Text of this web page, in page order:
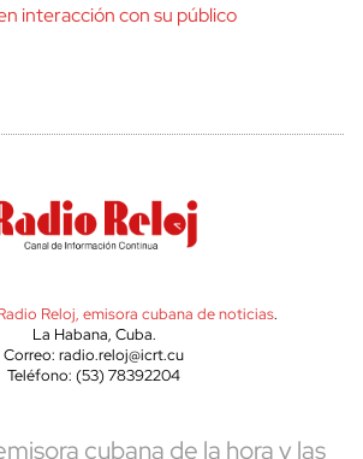
interacción con su público
Reloj, emisora cubana de noticias.
La Habana, Cuba.
Correo: radio.reloj@icrt.cu
Teléfono: (53) 78392204
cubana de la hora y las